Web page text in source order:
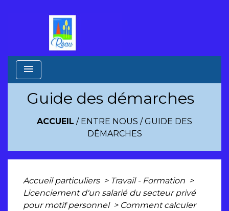
menu
Guide des démarches
ACCUEIL / ENTRE NOUS /GUIDE DES
DÉMARCHES
Accueil particuliers > Travail - Formation >
Licenciement d'un salarié du secteur privé
pour motif personnel > Comment calculer